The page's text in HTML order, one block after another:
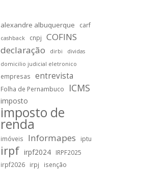
alexandre albuquerque carf
cashback cnpj
COFINS
declaração
dirbi
dividas
domicilio judicial eletronico
empresas entrevista
Folha de Pernambuco ICMS
imposto
imposto de
renda
imóveis Informapes iptu
irpf irpf2024
IRPF2025
irpf2026
irpj isenção